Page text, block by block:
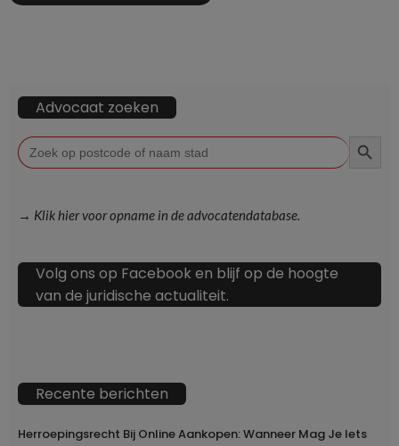
Advocaat zoeken
Zoek
naar:
→ Klik hier voor opname in de advocatendatabase.
Volg ons op Facebook en blijf op de hoogte
van de juridische actualiteit.
Recente berichten
Herroepingsrecht Bij Online Aankopen: Wanneer Mag Je Iets